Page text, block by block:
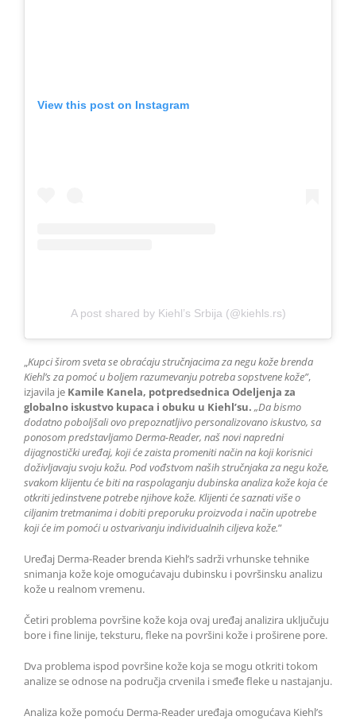
View this post on Instagram
A post shared by Kiehl’s Srbija (@kiehls.rs)
Kupci širom sveta se obraćaju stručnjacima za negu kože brenda
Kiehl’s za pomoć u boljem razumevanju potreba sopstvene kože”,
izjavila je Kamile Kanela, potpredsednica Odeljenja za
globalno iskustvo kupaca i obuku u Kiehl’su. „Da bismo
dodatno poboljšali ovo prepoznatljivo personalizovano iskustvo, sa
ponosom predstavljamo Derma-Reader, naš novi napredni
dijagnostički uređaj, kojiće zaista promeniti način na koji korisnici
doživljavaju svoju kožu. Pod vođstvom naših stručnjaka za negu kože,
svakom klijentu će biti na raspolaganju dubinska analiza kože koja će
otkriti jedinstvene potrebe njihove kože. Klijenti će saznati više o
ciljanim tretmanima i dobiti preporuku proizvoda i način upotrebe
koji će im pomoći u ostvarivanju individualnih ciljeva kože.”
Uređaj Derma-Reader brenda Kiehl’s sadrži vrhunske tehnike
snimanja kože koje omogućavaju dubinsku i površinsku analizu
kože u realnom vremenu.
Četiri problema površine kože koja ovaj uređaj analizira uključuju
bore i fine linije, teksturu, fleke na površini kože i proširene pore.
Dva problema ispod površine kože koja se mogu otkriti tokom
analize se odnose na područja crvenila i smeđe fleke u nastajanju.
Analiza kože pomoću Derma-Reader uređaja omogućava Kiehl’s